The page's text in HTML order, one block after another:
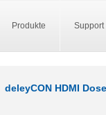
Produkte Support
deleyCON HDMI